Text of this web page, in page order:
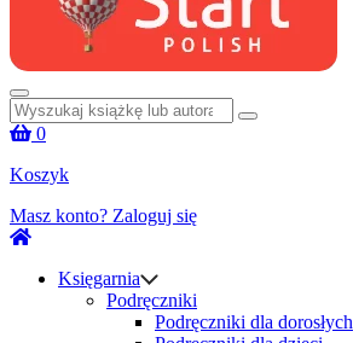
Szukaj:
0
Koszyk
Masz konto? Zaloguj się
Księgarnia
Podręczniki
Podręczniki dla dorosłych